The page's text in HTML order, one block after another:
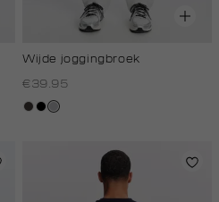
Wijde joggingbroek
€39.95
choco
zwart
grijs,